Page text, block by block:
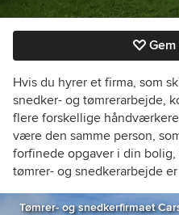
Gem
Hvis du hyrer et firma, som
snedker- og tømrerarbejde,
flere forskellige
være den samme person,
forfinede opgaver i din
tømrer- og snedkerarbejde
Tømrer- og snedkerfirmaet